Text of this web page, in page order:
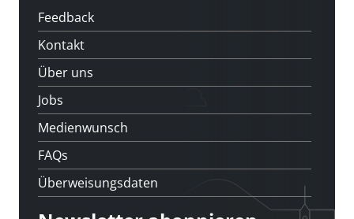
Feedback
Kontakt
Über uns
Jobs
Medienwunsch
FAQs
Überweisungsdaten